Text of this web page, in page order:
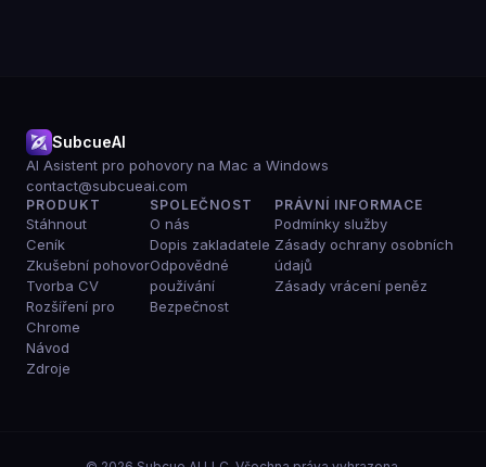
SubcueAI
AI Asistent pro pohovory na Mac a Windows
contact@subcueai.com
PRODUKT
Stáhnout
Ceník
Zkušební pohovor
Tvorba CV
Rozšíření pro
Chrome
Návod
Zdroje
SPOLEČNOST
O nás
Dopis zakladatele
Odpovědné
používání
Bezpečnost
PRÁVNÍ INFORMACE
Podmínky služby
Zásady ochrany osobních
údajů
Zásady vrácení peněz